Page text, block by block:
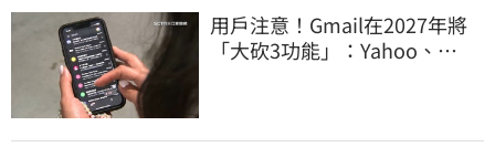
用戶注意！Gmail在2027年將
「大砍3功能」：Yahoo、